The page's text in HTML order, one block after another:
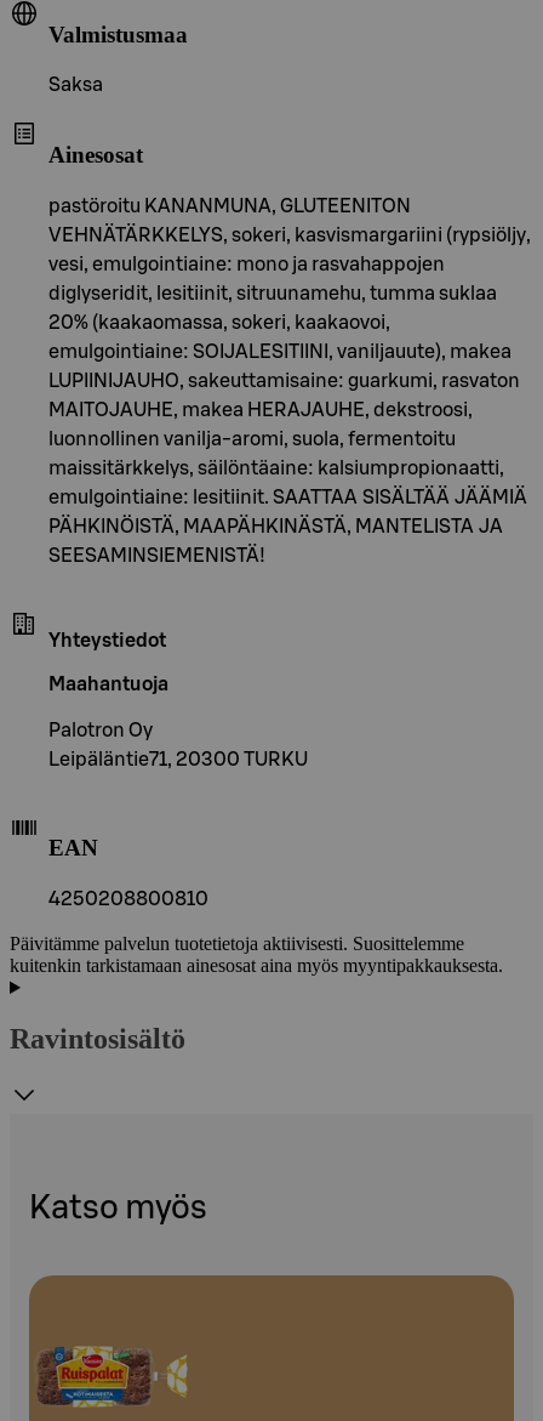
Valmistusmaa
Saksa
Ainesosat
pastöroitu KANANMUNA, GLUTEENITON
VEHNÄTÄRKKELYS, sokeri, kasvismargariini (rypsiöljy,
vesi, emulgointiaine: mono ja rasvahappojen
diglyseridit, lesitiinit, sitruunamehu, tumma suklaa
20% (kaakaomassa, sokeri, kaakaovoi,
emulgointiaine: SOIJALESITIINI, vaniljauute), makea
LUPIINIJAUHO, sakeuttamisaine: guarkumi, rasvaton
MAITOJAUHE, makea HERAJAUHE, dekstroosi,
luonnollinen vanilja-aromi, suola, fermentoitu
maissitärkkelys, säilöntäaine: kalsiumpropionaatti,
emulgointiaine: lesitiinit. SAATTAA SISÄLTÄÄ JÄÄMIÄ
PÄHKINÖISTÄ, MAAPÄHKINÄSTÄ, MANTELISTA JA
SEESAMINSIEMENISTÄ!
Yhteystiedot
Maahantuoja
Palotron Oy
Leipäläntie71, 20300 TURKU
EAN
4250208800810
Päivitämme palvelun tuotetietoja aktiivisesti. Suosittelemme
kuitenkin tarkistamaan ainesosat aina myös myyntipakkauksesta.
Ravintosisältö
Katso myös